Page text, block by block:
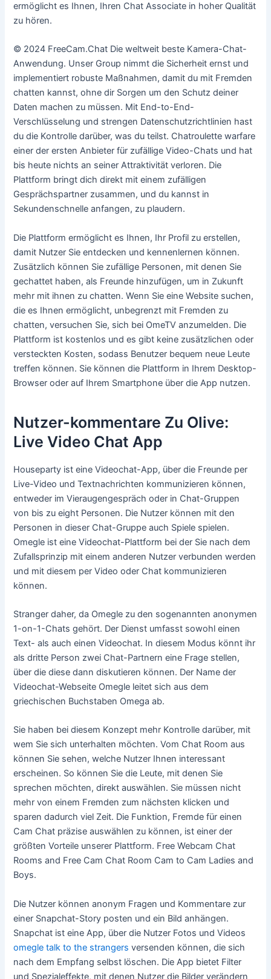
ermöglicht es Ihnen, Ihren Chat Associate in hoher Qualität
zu hören.
© 2024 FreeCam.Chat Die weltweit beste Kamera-Chat-
Anwendung. Unser Group nimmt die Sicherheit ernst und
implementiert robuste Maßnahmen, damit du mit Fremden
chatten kannst, ohne dir Sorgen um den Schutz deiner
Daten machen zu müssen. Mit End-to-End-
Verschlüsselung und strengen Datenschutzrichtlinien hast
du die Kontrolle darüber, was du teilst. Chatroulette warfare
einer der ersten Anbieter für zufällige Video-Chats und hat
bis heute nichts an seiner Attraktivität verloren. Die
Plattform bringt dich direkt mit einem zufälligen
Gesprächspartner zusammen, und du kannst in
Sekundenschnelle anfangen, zu plaudern.
Die Plattform ermöglicht es Ihnen, Ihr Profil zu erstellen,
damit Nutzer Sie entdecken und kennenlernen können.
Zusätzlich können Sie zufällige Personen, mit denen Sie
gechattet haben, als Freunde hinzufügen, um in Zukunft
mehr mit ihnen zu chatten. Wenn Sie eine Website suchen,
die es Ihnen ermöglicht, unbegrenzt mit Fremden zu
chatten, versuchen Sie, sich bei OmeTV anzumelden. Die
Plattform ist kostenlos und es gibt keine zusätzlichen oder
versteckten Kosten, sodass Benutzer bequem neue Leute
treffen können. Sie können die Plattform in Ihrem Desktop-
Browser oder auf Ihrem Smartphone über die App nutzen.
Nutzer-kommentare Zu Olive:
Live Video Chat App
Houseparty ist eine Videochat-App, über die Freunde per
Live-Video und Textnachrichten kommunizieren können,
entweder im Vieraugengespräch oder in Chat-Gruppen
von bis zu eight Personen. Die Nutzer können mit den
Personen in dieser Chat-Gruppe auch Spiele spielen.
Omegle ist eine Videochat-Plattform bei der Sie nach dem
Zufallsprinzip mit einem anderen Nutzer verbunden werden
und mit diesem per Video oder Chat kommunizieren
können.
Stranger daher, da Omegle zu den sogenannten anonymen
1-on-1-Chats gehört. Der Dienst umfasst sowohl einen
Text- als auch einen Videochat. In diesem Modus könnt ihr
als dritte Person zwei Chat-Partnern eine Frage stellen,
über die diese dann diskutieren können. Der Name der
Videochat-Webseite Omegle leitet sich aus dem
griechischen Buchstaben Omega ab.
Sie haben bei diesem Konzept mehr Kontrolle darüber, mit
wem Sie sich unterhalten möchten. Vom Chat Room aus
können Sie sehen, welche Nutzer Ihnen interessant
erscheinen. So können Sie die Leute, mit denen Sie
sprechen möchten, direkt auswählen. Sie müssen nicht
mehr von einem Fremden zum nächsten klicken und
sparen dadurch viel Zeit. Die Funktion, Fremde für einen
Cam Chat präzise auswählen zu können, ist einer der
größten Vorteile unserer Plattform. Free Webcam Chat
Rooms and Free Cam Chat Room Cam to Cam Ladies and
Boys.
Die Nutzer können anonym Fragen und Kommentare zur
einer Snapchat-Story posten und ein Bild anhängen.
Snapchat ist eine App, über die Nutzer Fotos und Videos
omegle talk to the strangers versenden können, die sich
nach dem Empfang selbst löschen. Die App bietet Filter
und Spezialeffekte, mit denen Nutzer die Bilder verändern